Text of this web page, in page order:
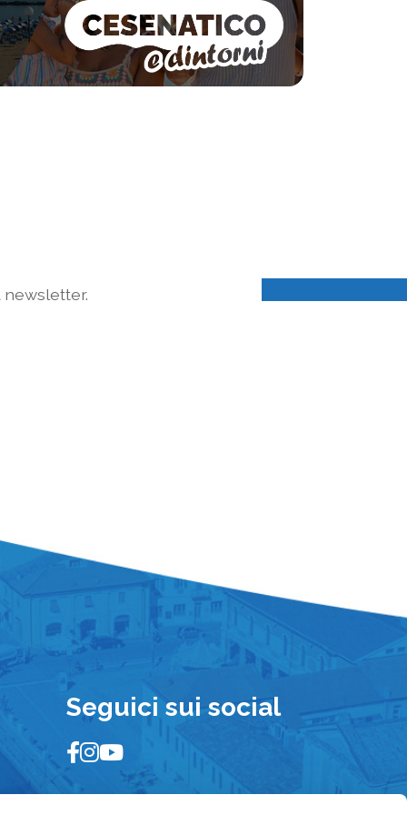
newsletter.
Seguici sui social